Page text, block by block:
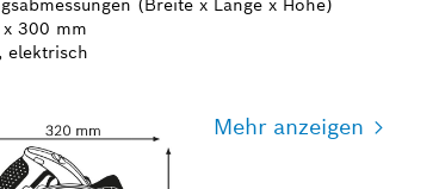
(Breite x Länge x Höhe)
300 mm
elektrisch
Mehr anzeigen